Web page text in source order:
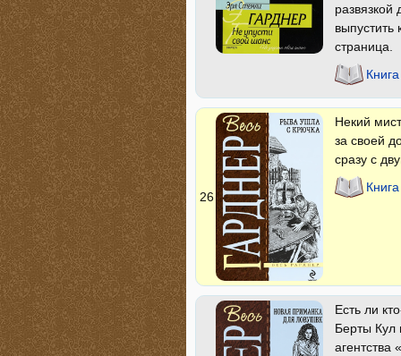
развязкой
выпустить
страница.
26
Некий
за своей
сразу с
Есть ли
Берты Кул